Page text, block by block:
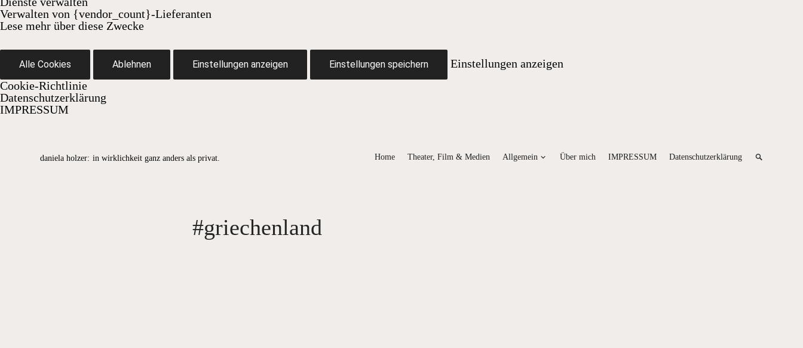
Verwalten von {vendor_count}-Lieferanten
Lese mehr über diese Zwecke
Alle Cookies Ablehnen Einstellungen anzeigen Einstellungen speichern
Einstellungen anzeigen
Cookie-Richtlinie
Datenschutzerklärung
IMPRESSUM
daniela holzer: in wirklichkeit ganz anders als privat. Home Theater, Film & Medien Allgemein Über mich IMPRESSUM Datenschutzerklärung
#griechenland